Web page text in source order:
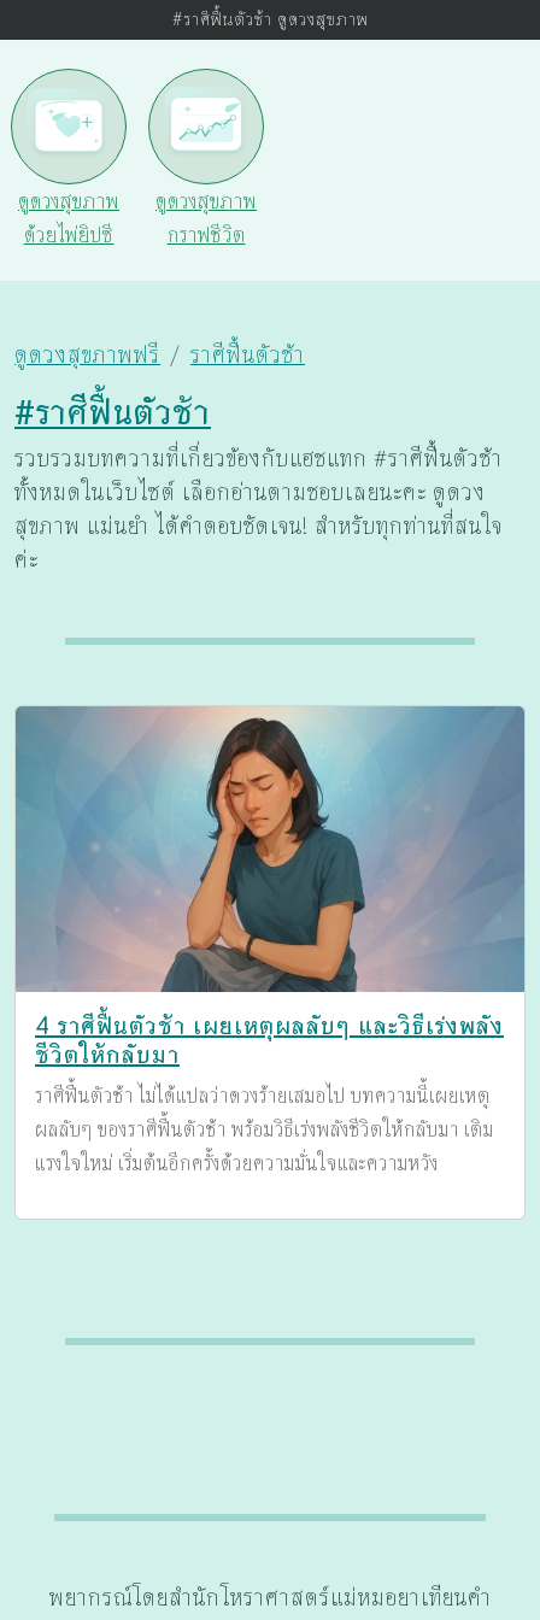
#ราศีฟื้นตัวช้า ดูดวงสุขภาพ
ดูดวงสุขภาพ
ด้วยไพ่ยิปซี
ดูดวงสุขภาพ
กราฟชีวิต
ดูดวงสุขภาพฟรี ราศีฟื้นตัวช้า
#ราศีฟื้นตัวช้า
รวบรวมบทความที่เกี่ยวข้องกับแฮชแทก #ราศีฟื้นตัวช้า
ทั้งหมดในเว็บไซต์ เลือกอ่านตามชอบเลยนะคะ ดูดวง
สุขภาพ แม่นยำ ได้คำตอบชัดเจน! สำหรับทุกท่านที่สนใจ
ค่ะ
4 ราศีฟื้นตัวช้า เผยเหตุผลลับๆ และวิธีเร่งพลัง
ชีวิตให้กลับมา
ราศีฟื้นตัวช้า ไม่ได้แปลว่าดวงร้ายเสมอไป บทความนี้เผยเหตุ
ผลลับๆ ของราศีฟื้นตัวช้า พร้อมวิธีเร่งพลังชีวิตให้กลับมา เติม
แรงใจใหม่ เริ่มต้นอีกครั้งด้วยความมั่นใจและความหวัง
พยากรณ์โดยสำนักโหราศาสตร์แม่หมอยาเทียนคำ